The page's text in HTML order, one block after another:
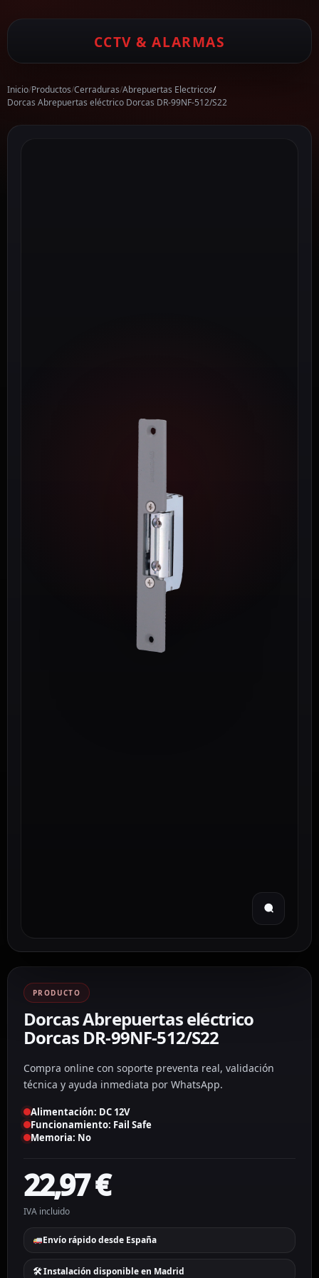
CCTV & ALARMAS
Inicio/Productos/Cerraduras/Abrepuertas Electricos/
Dorcas Abrepuertas eléctrico Dorcas DR-99NF-512/S22
PRODUCTO
Dorcas Abrepuertas eléctrico
Dorcas DR-99NF-512/S22
Compra online con soporte preventa real, validación
técnica y ayuda inmediata por WhatsApp.
Alimentación: DC 12V
Funcionamiento: Fail Safe
Memoria: No
22,97€
IVA incluido
Envío rápido desde España
🛠 Instalación disponible en Madrid